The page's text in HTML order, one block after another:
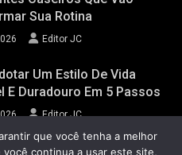
Sua Rotina
Editor JC
Um Estilo De Vida
E Duradouro Em 5 Passos
Editor JC
que você tenha a melhor
continua a usar este site,